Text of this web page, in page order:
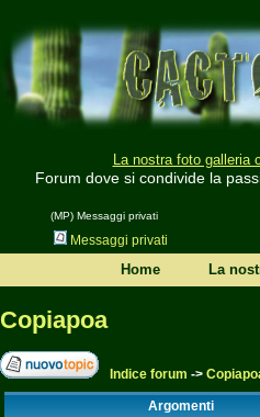
La nostra foto galleria
Forum dove si condivide la
(MP) Messaggi privati
Messaggi privati
Home La
Copiapoa
Indice forum ->
Argomenti